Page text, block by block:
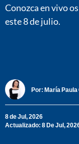
Conozca en vivo
este 8 de julio.
Por: María Paula
8 de Jul, 2026
Actualizado: 8 De Jul,